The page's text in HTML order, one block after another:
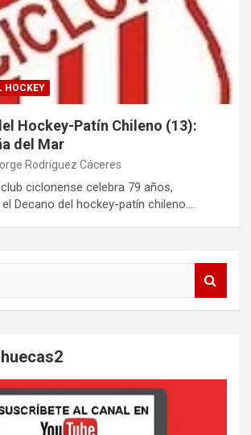
HOCKEY
Hockey-Patín Chileno (13):
del Mar
Rodríguez Cáceres
ciclonense celebra 79 años,
Decano del hockey-patín chileno.…